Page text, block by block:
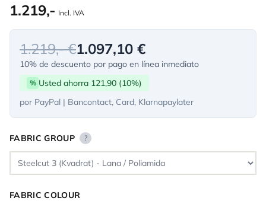
1.219,- Incl. IVA
1.219,- €1.097,10 €
10% de descuento por pago en línea inmediato
% Usted ahorra 121,90 (10%)
por PayPal | Bancontact, Card, Klarnapaylater
FABRIC GROUP ?
FABRIC COLOUR